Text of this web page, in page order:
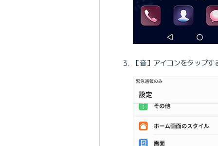
［音］アイコンをタップす